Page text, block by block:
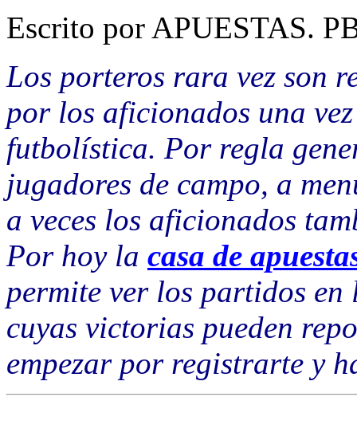
Escrito por APUESTAS.
Los porteros rara vez son
por los aficionados una
futbolística. Por regla
jugadores de campo, a
a veces los aficionados
Por hoy la casa de
permite ver los partidos
cuyas victorias pueden
empezar por registrarte y